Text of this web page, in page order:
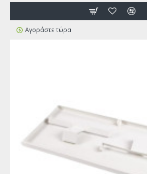
Αγοράστε τώρα